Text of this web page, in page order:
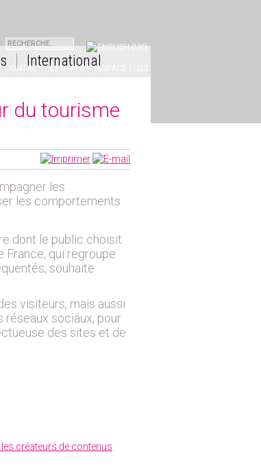
CONTACT EXTRANET ESPACE ÉLUS
International
du tourisme
les
les comportements
dont le public choisit
France, qui regroupe
souhaite
visiteurs, mais aussi
réseaux sociaux, pour
des sites et de
les créateurs de contenus